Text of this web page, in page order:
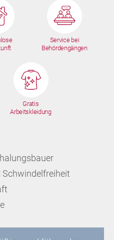
Service bei
Behördengängen
Gratis
Arbeitskleidung
Schwindelfreiheit